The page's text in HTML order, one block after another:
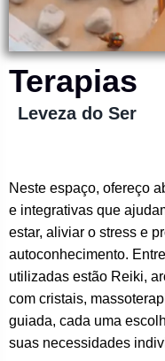
Terapias
Leveza do Ser
Neste espaço, ofereço
e integrativas que
estar, aliviar o stress e
autoconhecimento.
utilizadas estão Reiki,
com cristais,
guiada, cada uma
suas necessidades